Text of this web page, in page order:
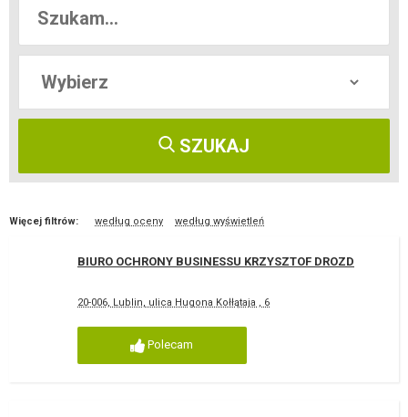
SZUKAJ
Więcej filtrów: według oceny według wyświetleń
BIURO OCHRONY BUSINESSU KRZYSZTOF DROZD
20-006, Lublin, ulica Hugona Kołłątaja , 6
Polecam